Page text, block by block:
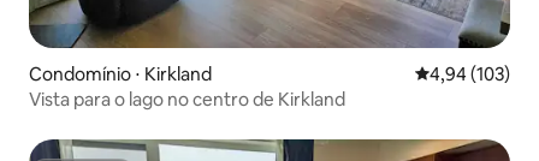
Condomínio ⋅ Kirkland 4,94 de uma
4,94 (103)
Vista para o lago no centro de Kirkland